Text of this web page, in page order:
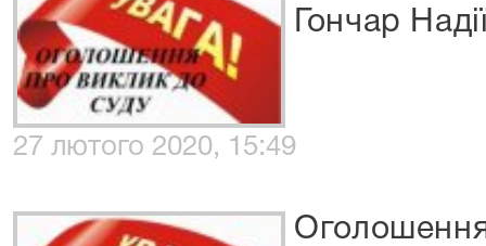
Гончар
27 лютого 2020, 15:49